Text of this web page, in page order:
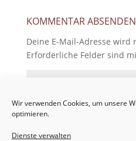
Wir verwenden Cookies, um unsere
optimieren.
Dienste verwalten
KOMMENTAR ABSENDEN
Deine E-Mail-Adresse
Erforderliche Felder sind